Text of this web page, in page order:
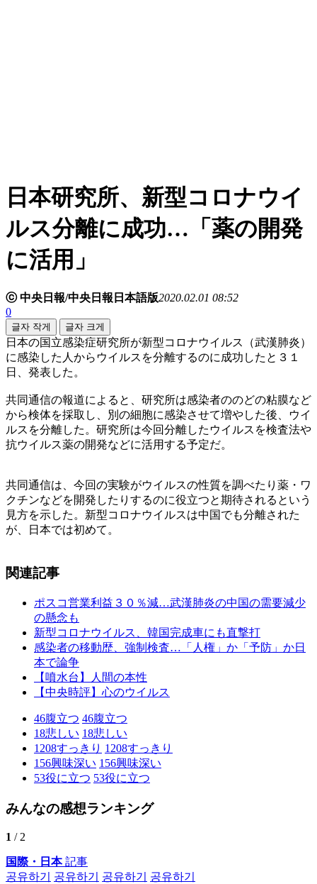
日本研究所、新型コロナウイ
ルス分離に成功…「薬の開発
に活用」
ⓒ 中央日報/中央日報日本語版2020.02.01 08:52
0
글자 작게 글자 크게
日本の国立感染症研究所が新型コロナウイルス（武漢肺炎）
に感染した人からウイルスを分離するのに成功したと３１
日、発表した。
共同通信の報道によると、研究所は感染者ののどの粘膜など
から検体を採取し、別の細胞に感染させて増やした後、ウイ
ルスを分離した。研究所は今回分離したウイルスを検査法や
抗ウイルス薬の開発などに活用する予定だ。
共同通信は、今回の実験がウイルスの性質を調べたり薬・ワ
クチンなどを開発したりするのに役立つと期待されるという
見方を示した。新型コロナウイルスは中国でも分離された
が、日本では初めて。
関連記事
ポスコ営業利益３０％減…武漢肺炎の中国の需要減少
の懸念も
新型コロナウイルス、韓国完成車にも直撃打
感染者の移動歴、強制検査…「人権」か「予防」か日
本で論争
【噴水台】人間の本性
【中央時評】心のウイルス
46腹立つ 46腹立つ
18悲しい 18悲しい
1208すっきり 1208すっきり
156興味深い 156興味深い
53役に立つ 53役に立つ
みんなの感想ランキング
1 / 2
国際・日本記事
공유하기
공유하기 공유하기 공유하기